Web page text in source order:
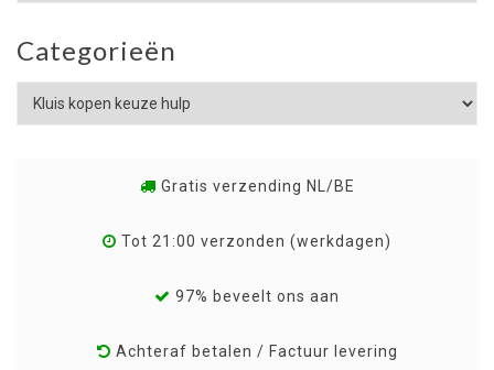
Categorieën
Gratis verzending NL/BE
Tot 21:00 verzonden (werkdagen)
97% beveelt ons aan
Achteraf betalen / Factuur levering